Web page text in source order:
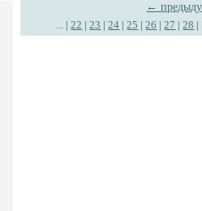
←
... |22 |23 |24 |25 |26 |27 |28 |